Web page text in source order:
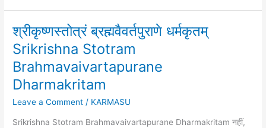
श्रीकृष्णस्तोत्रं ब्रह्मवैवर्तपुराणे धर्मकृतम्
Srikrishna Stotram
Brahmavaivartapurane
Dharmakritam
Leave a Comment / KARMASU
Srikrishna Stotram Brahmavaivartapurane Dharmakritam नहीं,
श्रीकृष्णस्तोत्रं
ब्रह्मवैवर्तपुराणे
धर्मकृतम्
Srikrishna
Stotram
Dharmakritam